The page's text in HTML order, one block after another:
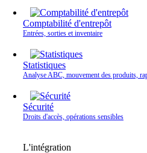
Comptabilité d'entrepôt
Entrées, sorties et inventaire
Statistiques
Analyse ABC, mouvement des produits,
Sécurité
Droits d'accès, opérations sensibles
L'intégration